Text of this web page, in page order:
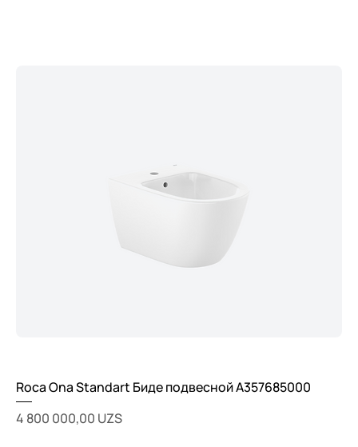
Roca Ona Standart Биде подвесной A357685000
Цена
4 800 000,00 UZS